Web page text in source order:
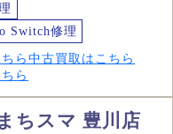
Switch修理
ら 中古買取はこちら
ら
ちスマ 豊川店